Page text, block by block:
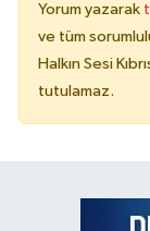
Yorum yazarak
ve tüm
Halkın Sesi
tutulamaz.